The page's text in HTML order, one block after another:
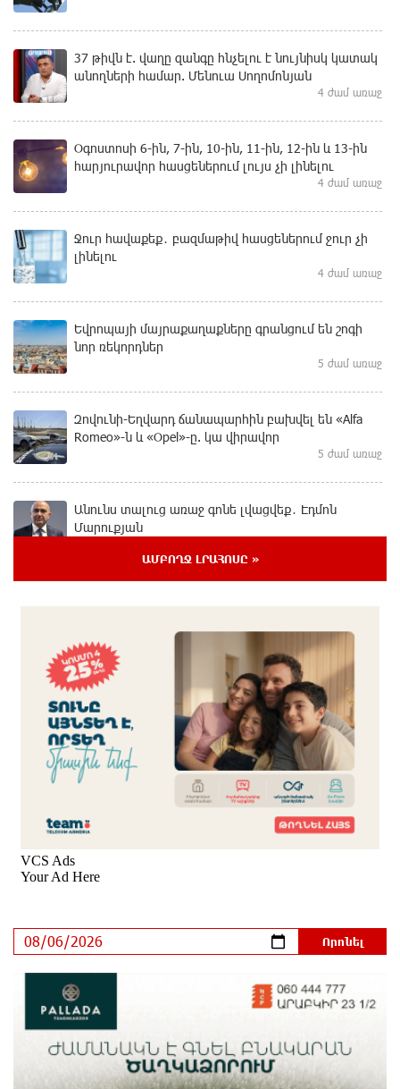
37 թիվն է. վաղը զանգը հնչելու է նույնիսկ կատակ
անողների համար. Մենուա Սողոմոնյան
4 ժամ առաջ
Օգոստոսի 6-ին, 7-ին, 10-ին, 11-ին, 12-ին և 13-ին
հարյուրավոր հասցեներում լույս չի լինելու
4 ժամ առաջ
Ջուր հավաքեք․ բազմաթիվ հասցեներում ջուր չի
լինելու
4 ժամ առաջ
Եվրոպայի մայրաքաղաքները գրանցում են շոգի
նոր ռեկորդներ
5 ժամ առաջ
Զովունի-Եղվարդ ճանապարհին բախվել են «Alfa
Romeo»-ն և «Opel»-ը. կա վիրավոր
5 ժամ առաջ
Անունս տալուց առաջ գոնե լվացվեք․ Էդմոն
Մարուքյան
համար, քանի որ տեղ չկա, հերթափոխով հներին
ուղարկում են տնային կալանքի․ Անահիտ Ադամյան
5 ժամ առաջ
Կարենիսի Առաքելոց վանք, 5-րդ դար.
պաշտպանենք մեր եկեղեցին․ Մենուա Սողոմոնյան
5 ժամ առաջ
նեղուցով նոր երթուղու կոորդինատները
Բաղդասարյանին
5 ժամ առաջ
Կեղծ էջով քաղաքացիներին առաջարկվում է
մասնակցել խաղարկության․ զգուշացում
6 ժամ առաջ
ԱՄԲՈՂՋ ԼՐԱՀՈՍԸ »